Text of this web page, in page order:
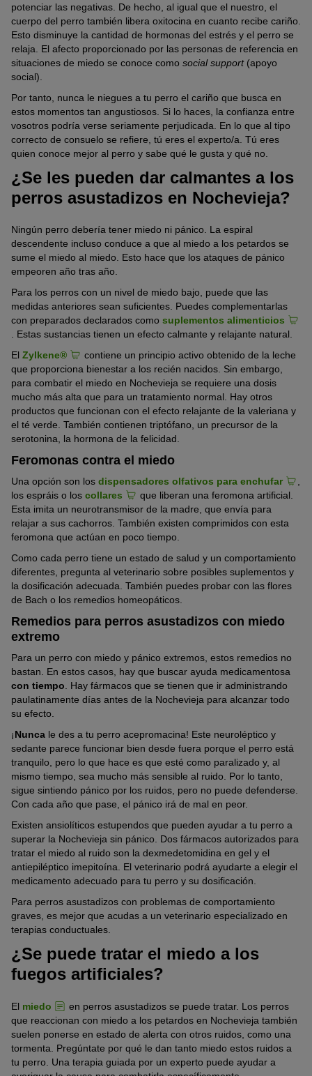
potenciar las negativas. De hecho, al igual que el nuestro, el
cuerpo del perro también libera oxitocina en cuanto recibe cariño.
Esto disminuye la cantidad de hormonas del estrés y el perro se
relaja. El afecto proporcionado por las personas de referencia en
situaciones de miedo se conoce como social support(apoyo
social).
Por tanto, nunca le niegues a tu perro el cariño que busca en
estos momentos tan angustiosos. Si lo haces, la confianza entre
vosotros podría verse seriamente perjudicada. En lo que al tipo
correcto de consuelo se refiere, tú eres el experto/a. Tú eres
quien conoce mejor al perro y sabe qué le gusta y qué no.
¿Se les pueden dar calmantes a los
perros asustadizos en Nochevieja?
Ningún perro debería tener miedo ni pánico. La espiral
descendente incluso conduce a que al miedo a los petardos se
sume el miedo al miedo. Esto hace que los ataques de pánico
empeoren año tras año.
Para los perros con un nivel de miedo bajo, puede que las
medidas anteriores sean suficientes. Puedes complementarlas
con preparados declarados como suplementos alimenticios
. Estas sustancias tienen un efecto calmante y relajante natural.
El Zylkene®
contiene un principio activo obtenido de la leche
que proporciona bienestar a los recién nacidos. Sin embargo,
para combatir el miedo en Nochevieja se requiere una dosis
mucho más alta que para un tratamiento normal. Hay otros
productos que funcionan con el efecto relajante de la valeriana y
el té verde. También contienen triptófano, un precursor de la
serotonina, la hormona de la felicidad.
Feromonas contra el miedo
Una opción son los dispensadores olfativos para enchufar
,
los espráis o los collares
que liberan una feromona artificial.
Esta imita un neurotransmisor de la madre, que envía para
relajar a sus cachorros. También existen comprimidos con esta
feromona que actúan en poco tiempo.
Como cada perro tiene un estado de salud y un comportamiento
diferentes, pregunta al veterinario sobre posibles suplementos y
la dosificación adecuada. También puedes probar con las flores
de Bach o los remedios homeopáticos.
Remedios para perros asustadizos con miedo
extremo
Para un perro con miedo y pánico extremos, estos remedios no
bastan. En estos casos, hay que buscar ayuda medicamentosa
con tiempo. Hay fármacos que se tienen que ir administrando
paulatinamente días antes de la Nochevieja para alcanzar todo
su efecto.
¡Nunca le des a tu perro acepromacina! Este neuroléptico y
sedante parece funcionar bien desde fuera porque el perro está
tranquilo, pero lo que hace es que esté como paralizado y, al
mismo tiempo, sea mucho más sensible al ruido. Por lo tanto,
sigue sintiendo pánico por los ruidos, pero no puede defenderse.
Con cada año que pase, el pánico irá de mal en peor.
Existen ansiolíticos estupendos que pueden ayudar a tu perro a
superar la Nochevieja sin pánico. Dos fármacos autorizados para
tratar el miedo al ruido son la dexmedetomidina en gel y el
antiepiléptico imepitoína. El veterinario podrá ayudarte a elegir el
medicamento adecuado para tu perro y su dosificación.
Para perros asustadizos con problemas de comportamiento
graves, es mejor que acudas a un veterinario especializado en
terapias conductuales.
¿Se puede tratar el miedo a los
fuegos artificiales?
El miedo
en perros asustadizos se puede tratar. Los perros
que reaccionan con miedo a los petardos en Nochevieja también
suelen ponerse en estado de alerta con otros ruidos, como una
tormenta. Pregúntate por qué le dan tanto miedo estos ruidos a
tu perro. Una terapia guiada por un experto puede ayudar a